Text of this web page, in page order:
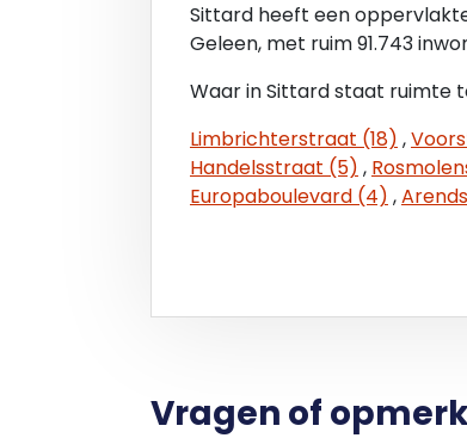
OVERIGE CONDITIES
zaken (ROZ), model januari 2015.
AANVAARDING
In onderling overleg.
Sittard heeft een
Geleen, met ruim 91.743
Waar in Sittard staat ruimte
Limbrichterstraat (18) ,
Handelsstraat (5) ,
Europaboulevard (4) ,
Vragen of